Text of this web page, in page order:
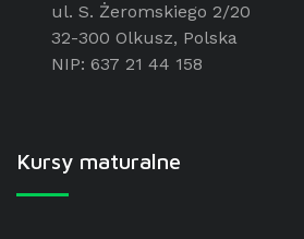
ul. S. Żeromskiego 2/20
32-300 Olkusz, Polska
NIP: 637 21 44 158
Kursy maturalne